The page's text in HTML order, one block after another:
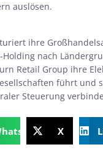
auslösen.
ihre
nach
Retail Group ihre
führt und
Steuerung
X